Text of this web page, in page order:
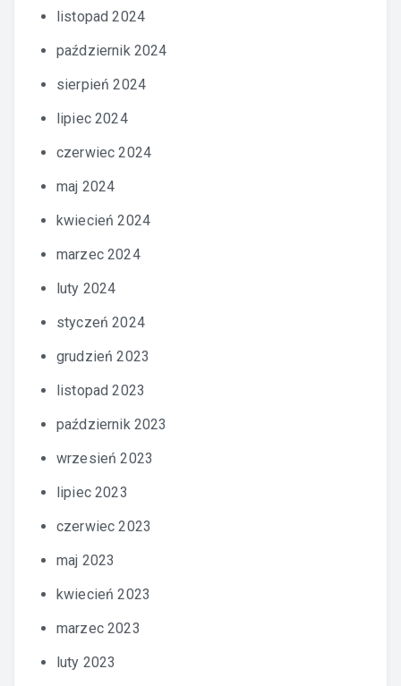
listopad 2024
październik 2024
sierpień 2024
lipiec 2024
czerwiec 2024
maj 2024
kwiecień 2024
marzec 2024
luty 2024
styczeń 2024
grudzień 2023
listopad 2023
październik 2023
wrzesień 2023
lipiec 2023
czerwiec 2023
maj 2023
kwiecień 2023
marzec 2023
luty 2023